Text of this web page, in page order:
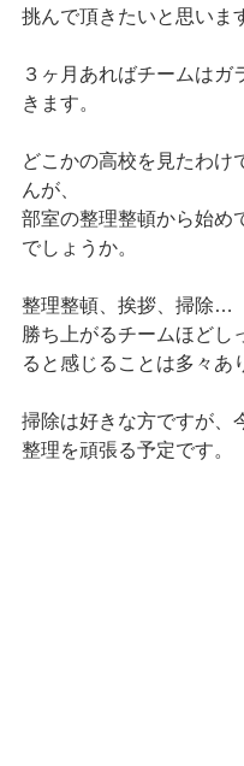
挑んで頂きたいと思いま
３ヶ月あればチームはガ
きます。
どこかの高校を見たわけ
んが、
部室の整理整頓から始め
でしょうか。
整理整頓、挨拶、掃除…
勝ち上がるチームほどし
ると感じることは多々あ
掃除は好きな方ですが、
整理を頑張る予定です。